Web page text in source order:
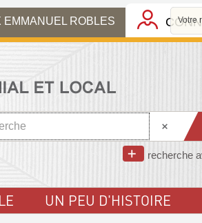
EMMANUEL ROBLES
recherche
UN PEU D'HISTOIRE
Votre